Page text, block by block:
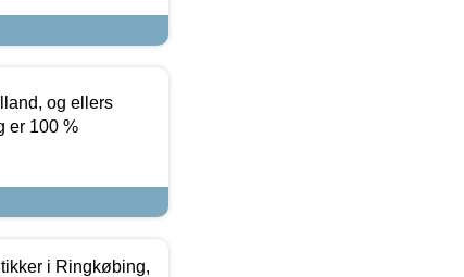
og ellers
er 100 %
i Ringkøbing,